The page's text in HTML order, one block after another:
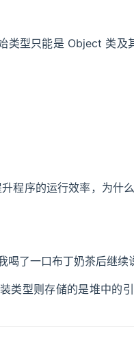
类型只能是 Object 类
程序的运行效率，为什
喝了一口布丁奶茶后继续
类型则存储的是堆中的